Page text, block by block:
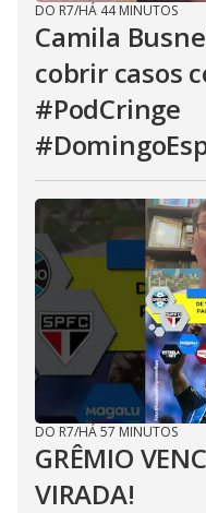
DO R7/HÁ 44 MINUTOS
Camila
cobrir casos
#PodCringe
DO R7/HÁ 57 MINUTOS
GRÊMIO
VIRADA!